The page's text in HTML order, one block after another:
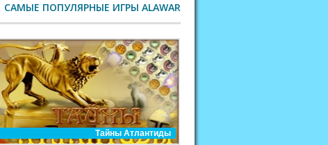
САМЫЕ ПОПУЛЯРНЫЕ ИГРЫ ALAWAR
Тайны Атлантиды